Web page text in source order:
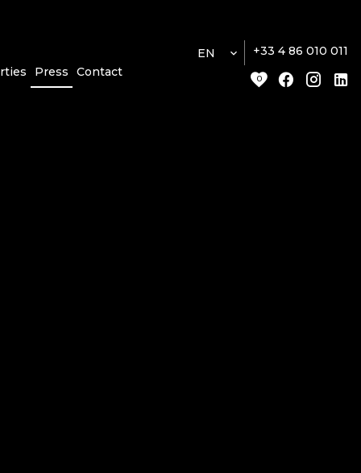
Press Contact
+33 4 86 010 011
EN
0